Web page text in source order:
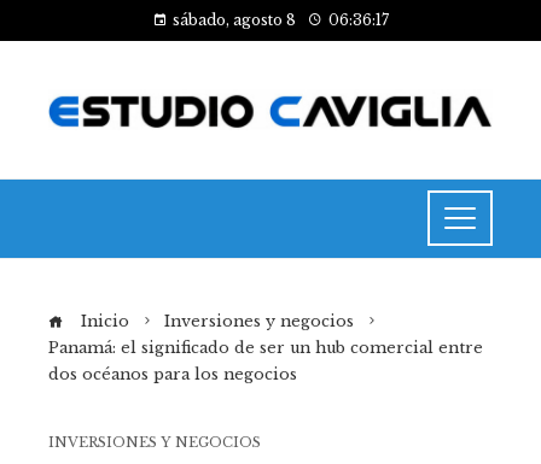
sábado, agosto 8 06:36:17
Inicio
Inversiones y negocios
Panamá: el significado de ser un hub comercial entre
dos océanos para los negocios
INVERSIONES Y NEGOCIOS